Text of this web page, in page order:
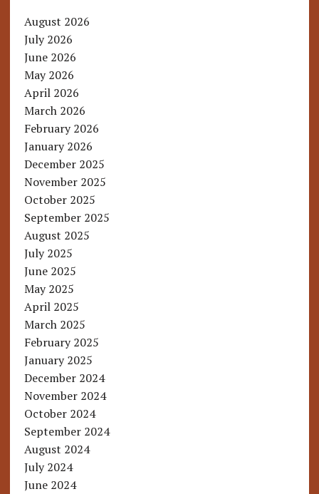
August 2026
July 2026
June 2026
May 2026
April 2026
March 2026
February 2026
January 2026
December 2025
November 2025
October 2025
September 2025
August 2025
July 2025
June 2025
May 2025
April 2025
March 2025
February 2025
January 2025
December 2024
November 2024
October 2024
September 2024
August 2024
July 2024
June 2024